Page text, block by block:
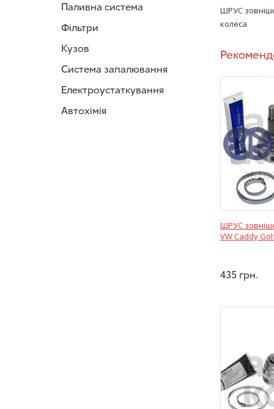
Паливна система
Фільтри
Кузов
Система запалювання
Електроустаткування
Автохімія
ШРУС
колеса
ШРУС
VW Caddy
435 грн.